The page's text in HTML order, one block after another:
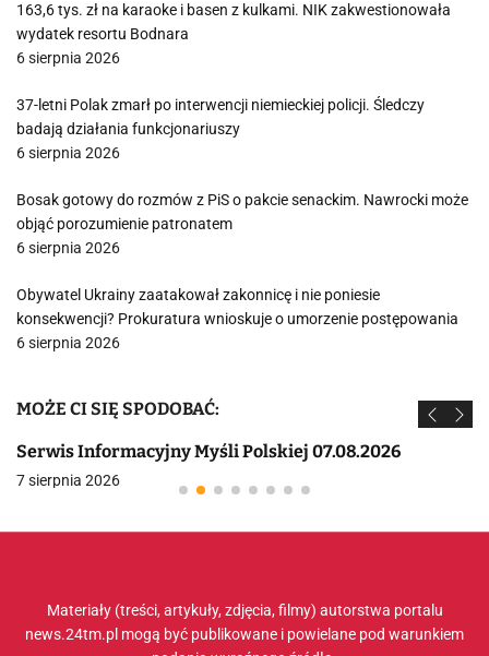
163,6 tys. zł na karaoke i basen z kulkami. NIK zakwestionowała
wydatek resortu Bodnara
6 sierpnia 2026
37-letni Polak zmarł po interwencji niemieckiej policji. Śledczy
badają działania funkcjonariuszy
6 sierpnia 2026
Bosak gotowy do rozmów z PiS o pakcie senackim. Nawrocki może
objąć porozumienie patronatem
6 sierpnia 2026
Obywatel Ukrainy zaatakował zakonnicę i nie poniesie
konsekwencji? Prokuratura wnioskuje o umorzenie postępowania
6 sierpnia 2026
MOŻE CI SIĘ SPODOBAĆ:
Serwis Informacyjny Myśli Polskiej 07.08.2026
7 sierpnia 2026
Materiały (treści, artykuły, zdjęcia, filmy) autorstwa portalu
news.24tm.pl mogą być publikowane i powielane pod warunkiem